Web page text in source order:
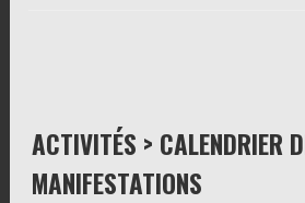
ACTIVITÉS > CALENDRIER
MANIFESTATIONS